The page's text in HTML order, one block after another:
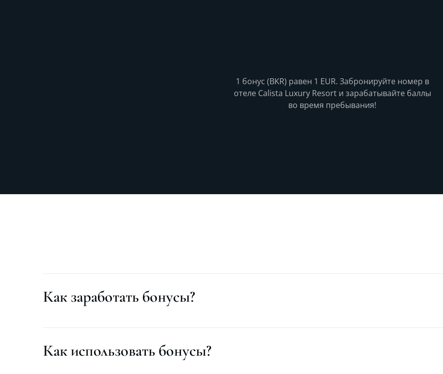
1 бонус (BKR) равен 1 EUR. Забронируйте номер в
отеле Calista Luxury Resort и зарабатывайте баллы
во время пребывания!
Как заработать бонусы?
Как использовать бонусы?